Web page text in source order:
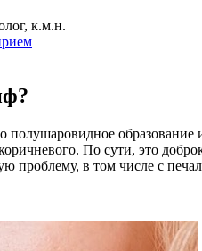
к.м.н.
По сути, это
проблему, в том числе с